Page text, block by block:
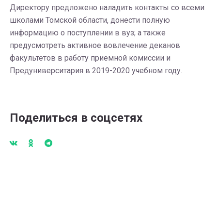
Директору предложено наладить контакты со всеми
школами Томской области, донести полную
информацию о поступлении в вуз; а также
предусмотреть активное вовлечение деканов
факультетов в работу приемной комиссии и
Предуниверситария в 2019-2020 учебном году.
Поделиться в соцсетях